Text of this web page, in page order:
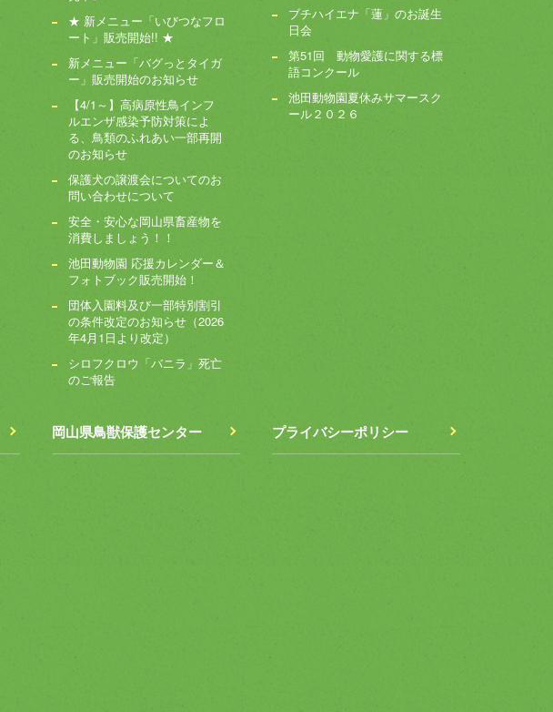
★ 新メニュー「いびつなフロ
ート」販売開始!! ★
新メニュー「バグっとタイガ
ー」販売開始のお知らせ
【4/1～】高病原性鳥インフ
ルエンザ感染予防対策によ
る、鳥類のふれあい一部再開
のお知らせ
保護犬の譲渡会についてのお
問い合わせについて
安全・安心な岡山県畜産物を
消費しましょう！！
池田動物園 応援カレンダー＆
フォトブック販売開始！
団体入園料及び一部特別割引
の条件改定のお知らせ（2026
年4月1日より改定）
シロフクロウ「バニラ」死亡
のご報告
ブチハイエナ「蓮」のお誕生
日会
第51回 動物愛護に関する標
語コンクール
池田動物園夏休みサマースク
ール２０２６
岡山県鳥獣保護センター プライバシーポリシー